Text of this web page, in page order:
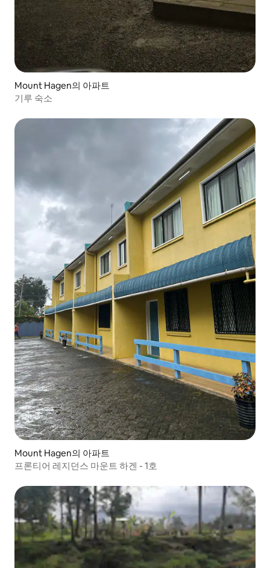
Mount Hagen의 아파트
기루 숙소
Mount Hagen의 아파트
프론티어 레지던스 마운트 하겐 - 1호